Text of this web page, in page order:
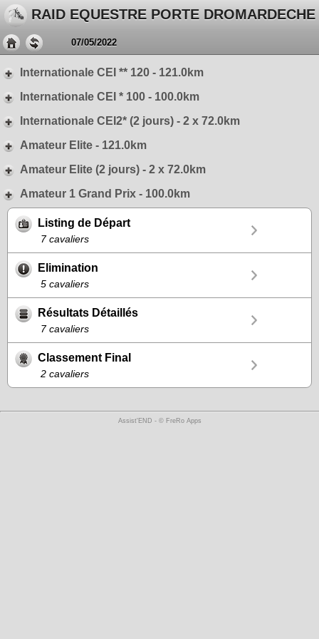
RAID EQUESTRE PORTE DROMARDECHE
07/05/2022
Internationale CEI ** 120 - 121.0km
Internationale CEI * 100 - 100.0km
Internationale CEI2* (2 jours) - 2 x 72.0km
Amateur Elite - 121.0km
Amateur Elite (2 jours) - 2 x 72.0km
Amateur 1 Grand Prix - 100.0km
Listing de Départ
7 cavaliers
Elimination
5 cavaliers
Résultats Détaillés
7 cavaliers
Classement Final
2 cavaliers
Assist'END - © FreRo Apps